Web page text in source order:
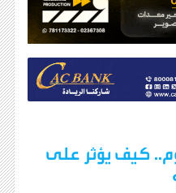
كيف يؤثر على